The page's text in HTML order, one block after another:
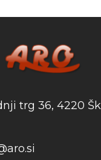
trg 36, 4220